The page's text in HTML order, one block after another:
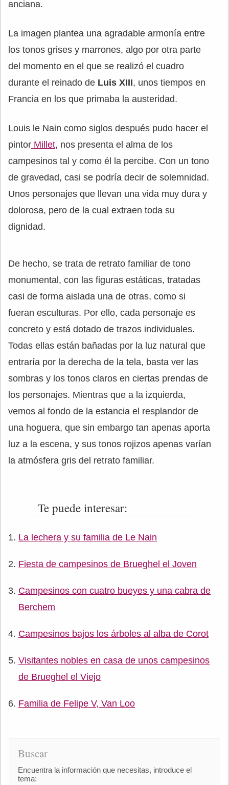
anciana.
La imagen plantea una agradable armonía entre
los tonos grises y marrones, algo por otra parte
del momento en el que se realizó el cuadro
durante el reinado de Luis XIII, unos tiempos en
Francia en los que primaba la austeridad.
Louis le Nain como siglos después pudo hacer el
pintor Millet, nos presenta el alma de los
campesinos tal y como él la percibe. Con un tono
de gravedad, casi se podría decir de solemnidad.
Unos personajes que llevan una vida muy dura y
dolorosa, pero de la cual extraen toda su
dignidad.
De hecho, se trata de retrato familiar de tono
monumental, con las figuras estáticas, tratadas
casi de forma aislada una de otras, como si
fueran esculturas. Por ello, cada personaje es
concreto y está dotado de trazos individuales.
Todas ellas están bañadas por la luz natural que
entraría por la derecha de la tela, basta ver las
sombras y los tonos claros en ciertas prendas de
los personajes. Mientras que a la izquierda,
vemos al fondo de la estancia el resplandor de
una hoguera, que sin embargo tan apenas aporta
luz a la escena, y sus tonos rojizos apenas varían
la atmósfera gris del retrato familiar.
Te puede interesar:
La lechera y su familia de Le Nain
Fiesta de campesinos de Brueghel el Joven
Campesinos con cuatro bueyes y una cabra de
Berchem
Campesinos bajos los árboles al alba de Corot
Visitantes nobles en casa de unos campesinos
de Brueghel el Viejo
Familia de Felipe V, Van Loo
Buscar
Encuentra la información que necesitas, introduce el
tema: